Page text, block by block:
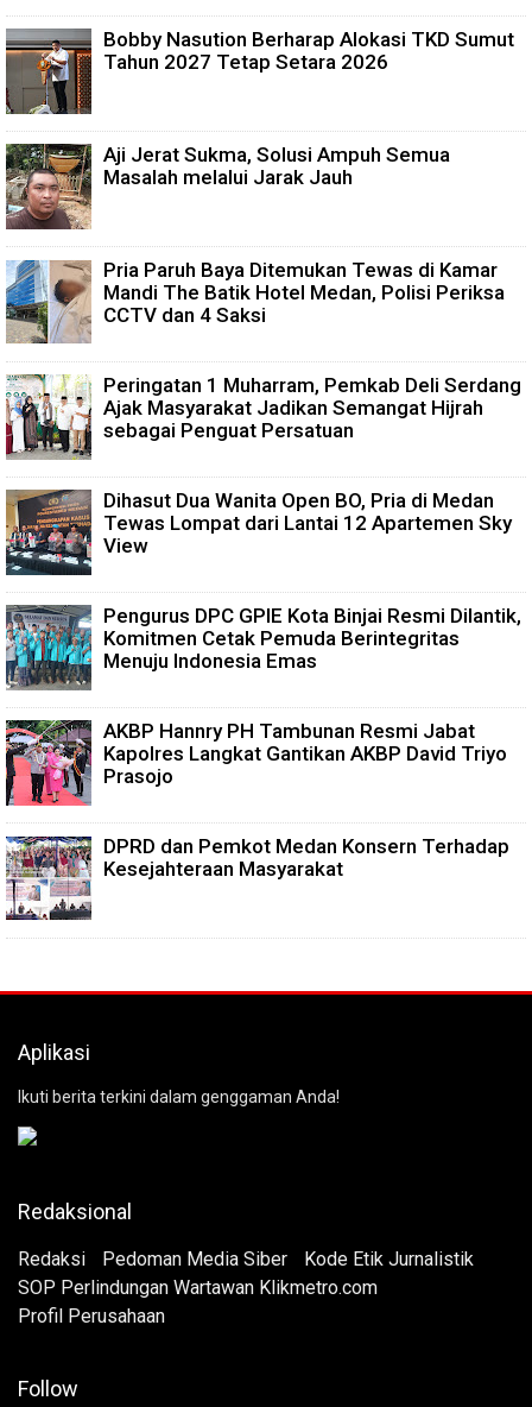
Bobby Nasution Berharap Alokasi TKD Sumut
Tahun 2027 Tetap Setara 2026
Aji Jerat Sukma, Solusi Ampuh Semua
Masalah melalui Jarak Jauh
Pria Paruh Baya Ditemukan Tewas di Kamar
Mandi The Batik Hotel Medan, Polisi Periksa
CCTV dan 4 Saksi
Peringatan 1 Muharram, Pemkab Deli Serdang
Ajak Masyarakat Jadikan Semangat Hijrah
sebagai Penguat Persatuan
Dihasut Dua Wanita Open BO, Pria di Medan
Tewas Lompat dari Lantai 12 Apartemen Sky
View
Pengurus DPC GPIE Kota Binjai Resmi Dilantik,
Komitmen Cetak Pemuda Berintegritas
Menuju Indonesia Emas
AKBP Hannry PH Tambunan Resmi Jabat
Kapolres Langkat Gantikan AKBP David Triyo
Prasojo
DPRD dan Pemkot Medan Konsern Terhadap
Kesejahteraan Masyarakat
Aplikasi
Ikuti berita terkini dalam genggaman Anda!
Redaksional
Redaksi Pedoman Media Siber
Kode Etik Jurnalistik
SOP Perlindungan Wartawan Klikmetro.com
Profil Perusahaan
Follow